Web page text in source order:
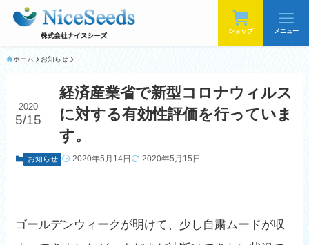
ショップ メニュー
ホーム お知らせ
経済産業省で新型コロナウィルス
に対する有効性評価を行っていま
す。
2020
5/15
お知らせ 2020年5月14日 2020年5月15日
ゴールデンウィークが明けて、少し自粛ムードが収